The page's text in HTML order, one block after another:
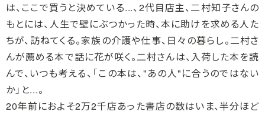
は、ここで買うと決めている...、2代目店主、二村知子さんの
もとには、人生で壁にぶつかった時、本に助けを求める人た
ちが、訪ねてくる。家族の介護や仕事、日々の暮らし。二村さ
んが薦める本で話に花が咲く。二村さんは、入荷した本を読
んで、いつも考える、「この本は、"あの人"に合うのではない
か」と...。
20年前におよそ2万2千店あった書店の数はいま、半分ほど